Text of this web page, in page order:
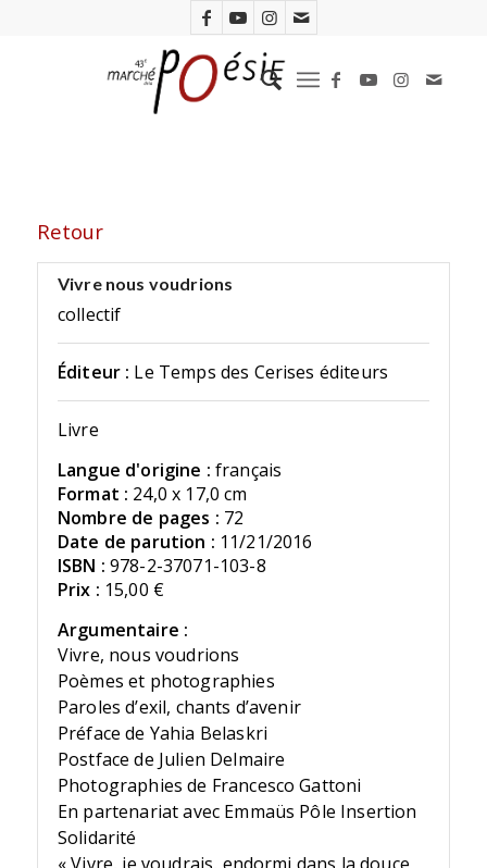
Retour
Vivre nous voudrions
collectif
Éditeur : Le Temps des Cerises éditeurs
Livre
Langue d'origine : français
Format : 24,0 x 17,0 cm
Nombre de pages : 72
Date de parution : 11/21/2016
ISBN : 978-2-37071-103-8
Prix : 15,00 €
Argumentaire :
Vivre, nous voudrions
Poèmes et photographies
Paroles d’exil, chants d’avenir
Préface de Yahia Belaskri
Postface de Julien Delmaire
Photographies de Francesco Gattoni
En partenariat avec Emmaüs Pôle Insertion
Solidarité